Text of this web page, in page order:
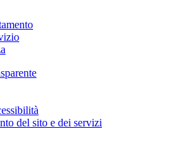
del sito e dei servizi